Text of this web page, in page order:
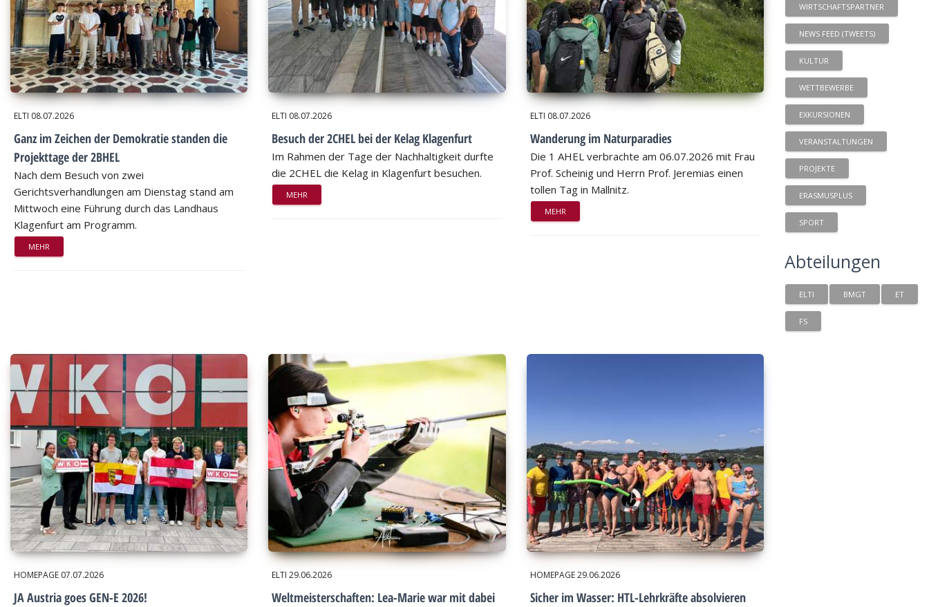
ELTI 08.07.2026
Ganz im Zeichen der Demokratie standen die
Projekttage der 2BHEL
Nach dem Besuch von zwei
Gerichtsverhandlungen am Dienstag stand am
Mittwoch eine Führung durch das Landhaus
Klagenfurt am Programm.
MEHR
ELTI 08.07.2026
Besuch der 2CHEL bei der Kelag Klagenfurt
Im Rahmen der Tage der Nachhaltigkeit durfte
die 2CHEL die Kelag in Klagenfurt besuchen.
MEHR
ELTI 08.07.2026
Wanderung im Naturparadies
Die 1 AHEL verbrachte am 06.07.2026 mit Frau
Prof. Scheinig und Herrn Prof. Jeremias einen
tollen Tag in Mallnitz.
MEHR
HOMEPAGE 07.07.2026
JA Austria goes GEN-E 2026!
ELTI29.06.2026
Weltmeisterschaften: Lea-Marie war mit dabei
HOMEPAGE29.06.2026
Sicher im Wasser: HTL-Lehrkräfte absolvieren
WIRTSCHAFTSPARTNER
NEWS FEED (TWEETS)
KULTUR
WETTBEWERBE
EXKURSIONEN
VERANSTALTUNGEN
PROJEKTE
ERASMUSPLUS
SPORT
Abteilungen
ELTI BMGT ET
FS